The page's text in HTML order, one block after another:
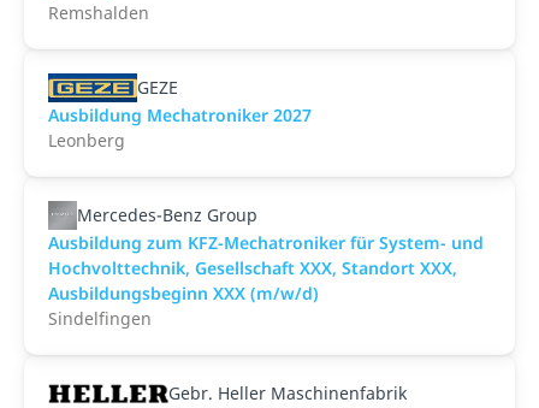
Remshalden
GEZE
Ausbildung Mechatroniker 2027
Leonberg
Mercedes-Benz Group
Ausbildung zum KFZ-Mechatroniker für System- und
Hochvolttechnik, Gesellschaft XXX, Standort XXX,
Ausbildungsbeginn XXX (m/w/d)
Sindelfingen
Gebr. Heller Maschinenfabrik